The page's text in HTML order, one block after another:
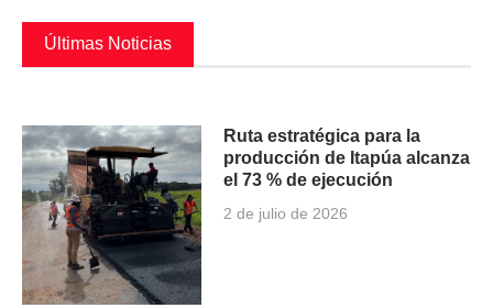
Últimas Noticias
Ruta estratégica para la
producción de Itapúa alcanza
el 73 % de ejecución
2 de julio de 2026